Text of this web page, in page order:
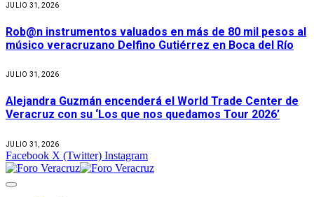
JULIO 31, 2026
Rob@n instrumentos valuados en más de 80 mil pesos al
músico veracruzano Delfino Gutiérrez en Boca del Río
JULIO 31, 2026
Alejandra Guzmán encenderá el World Trade Center de
Veracruz con su ‘Los que nos quedamos Tour 2026’
JULIO 31, 2026
Facebook X (Twitter) Instagram